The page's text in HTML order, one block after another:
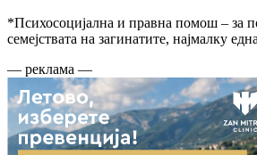
*Психосоцијална и правна помош – за
семејствата на загинатите, најмалку
— реклама —